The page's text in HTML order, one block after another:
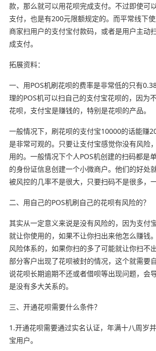
款，那么就可以用花呗完成支付。不过即使可
支付，也是有200元限额规定的。而平常线下
商家扫用户的支付宝付款码，或者是用户主动
成支付。
拓展资料：
一、用POS机刷花呗的费率是非常低的只有
理的POS机可以扫自己的支付宝花呗的，因为
花呗，支付宝是赚钱的，特别是花呗的产品。
一般情况下，刷花呗的支付宝10000的话能赚
是非常可观的。只要让支付宝感觉你没有风险
用的。一般情况下个人POS机创建的扫码都是
的身份证信息创建一个小微商户。他们的好处
被风控的几率不是很大，只要扫码不是很多，
二、用自己的POS机刷自己的花呗有风险的？
其实从一定意义来说是没有风险的，因为支付
就让你使用的，如果不让你扫出来他怎么赚钱
风险体系的，如果你扫的多了可能就让你扫不
部分客户出现了花呗被封的情况，这个就需要
说花呗长期逾期不还或者借呗等出现问题，会
是没有多大关系的。
三、开通花呗需要什么条件？
1.开通花呗需要通过实名认证，年满十八周岁
宝用户。